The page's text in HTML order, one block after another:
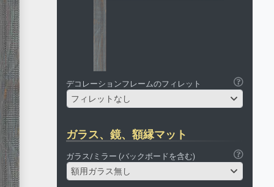
デコレーションフレームのフィレット
フィレットなし
ガラス、鏡、額縁マット
ガラス/ミラー (バックボードを含む)
額用ガラス無し